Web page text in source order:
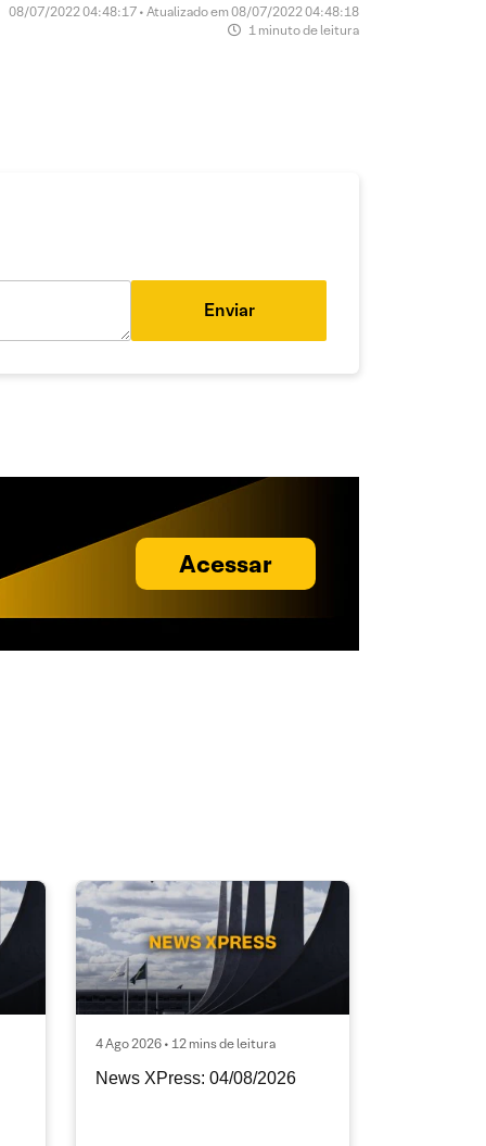
08/07/2022 04:48:17 • Atualizado em 08/07/2022 04:48:18
1 minuto de leitura
Enviar
Acessar
4 Ago 2026 • 12 mins de leitura
News XPress: 04/08/2026